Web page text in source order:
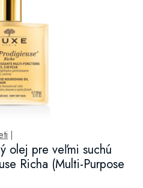
olej pre veľmi suchú
Richa (Multi-Purpose